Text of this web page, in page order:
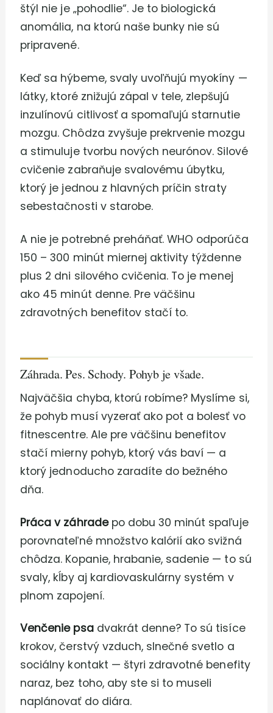
štýl nie je „pohodlie“. Je to biologická
anomália, na ktorú naše bunky nie sú
pripravené.
Keď sa hýbeme, svaly uvoľňujú myokíny —
látky, ktoré znižujú zápal v tele, zlepšujú
inzulínovú citlivosť a spomaľujú starnutie
mozgu. Chôdza zvyšuje prekrvenie mozgu
a stimuluje tvorbu nových neurónov. Silové
cvičenie zabraňuje svalovému úbytku,
ktorý je jednou z hlavných príčin straty
sebestačnosti v starobe.
A nie je potrebné preháňať. WHO odporúča
150 – 300 minút miernej aktivity týždenne
plus 2 dni silového cvičenia. To je menej
ako 45 minút denne. Pre väčšinu
zdravotných benefitov stačí to.
Záhrada. Pes. Schody. Pohyb je všade.
Najväčšia chyba, ktorú robíme? Myslíme si,
že pohyb musí vyzerať ako pot a bolesť vo
fitnescentre. Ale pre väčšinu benefitov
stačí mierny pohyb, ktorý vás baví — a
ktorý jednoducho zaradíte do bežného
dňa.
Práca v záhradepo dobu 30 minút spaľuje
porovnateľné množstvo kalórií ako svižná
chôdza. Kopanie, hrabanie, sadenie — to sú
svaly, kĺby aj kardiovaskulárny systém v
plnom zapojení.
Venčenie psadvakrát denne? To sú tisíce
krokov, čerstvý vzduch, slnečné svetlo a
sociálny kontakt — štyri zdravotné benefity
naraz, bez toho, aby ste si to museli
naplánovať do diára.